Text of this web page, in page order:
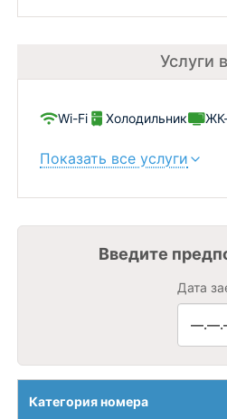
Услуги
Wi-Fi Холодильник
Показать все услуги
Введите
Дата
Категория номера